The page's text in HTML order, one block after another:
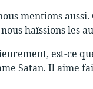
mentions
haïssions les
est-ce
Satan. Il aime